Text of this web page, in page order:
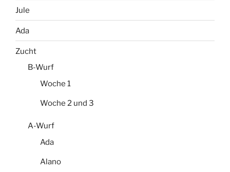
Jule
Ada
Zucht
B-Wurf
Woche 1
Woche 2 und 3
A-Wurf
Ada
Alano